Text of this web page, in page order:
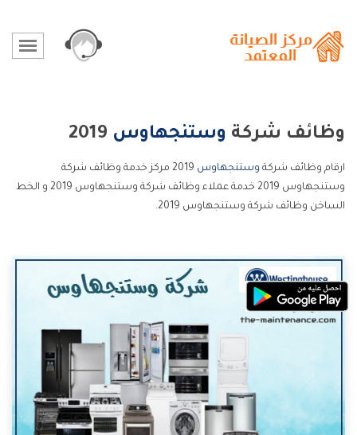
وظائف شركة وستنجهاوس
ارقام وظائف شركة وستنجهاوس
2019 مركز خدمة وظائف شركة
وستنجهاوس 2019 خدمة عملاء وظائف شركة وستنجهاوس 2019 و الخط
الساخن وظائف شركة وستنجهاوس 2019.